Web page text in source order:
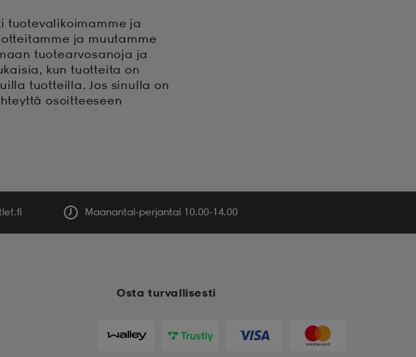
tuotevalikoimamme ja
ja muutamme
tuotearvosanoja ja
kun tuotteita on
tuotteilla. Jos sinulla on
osoitteeseen
Maanantai-perjantai 10.00-14.00
Osta turvallisesti